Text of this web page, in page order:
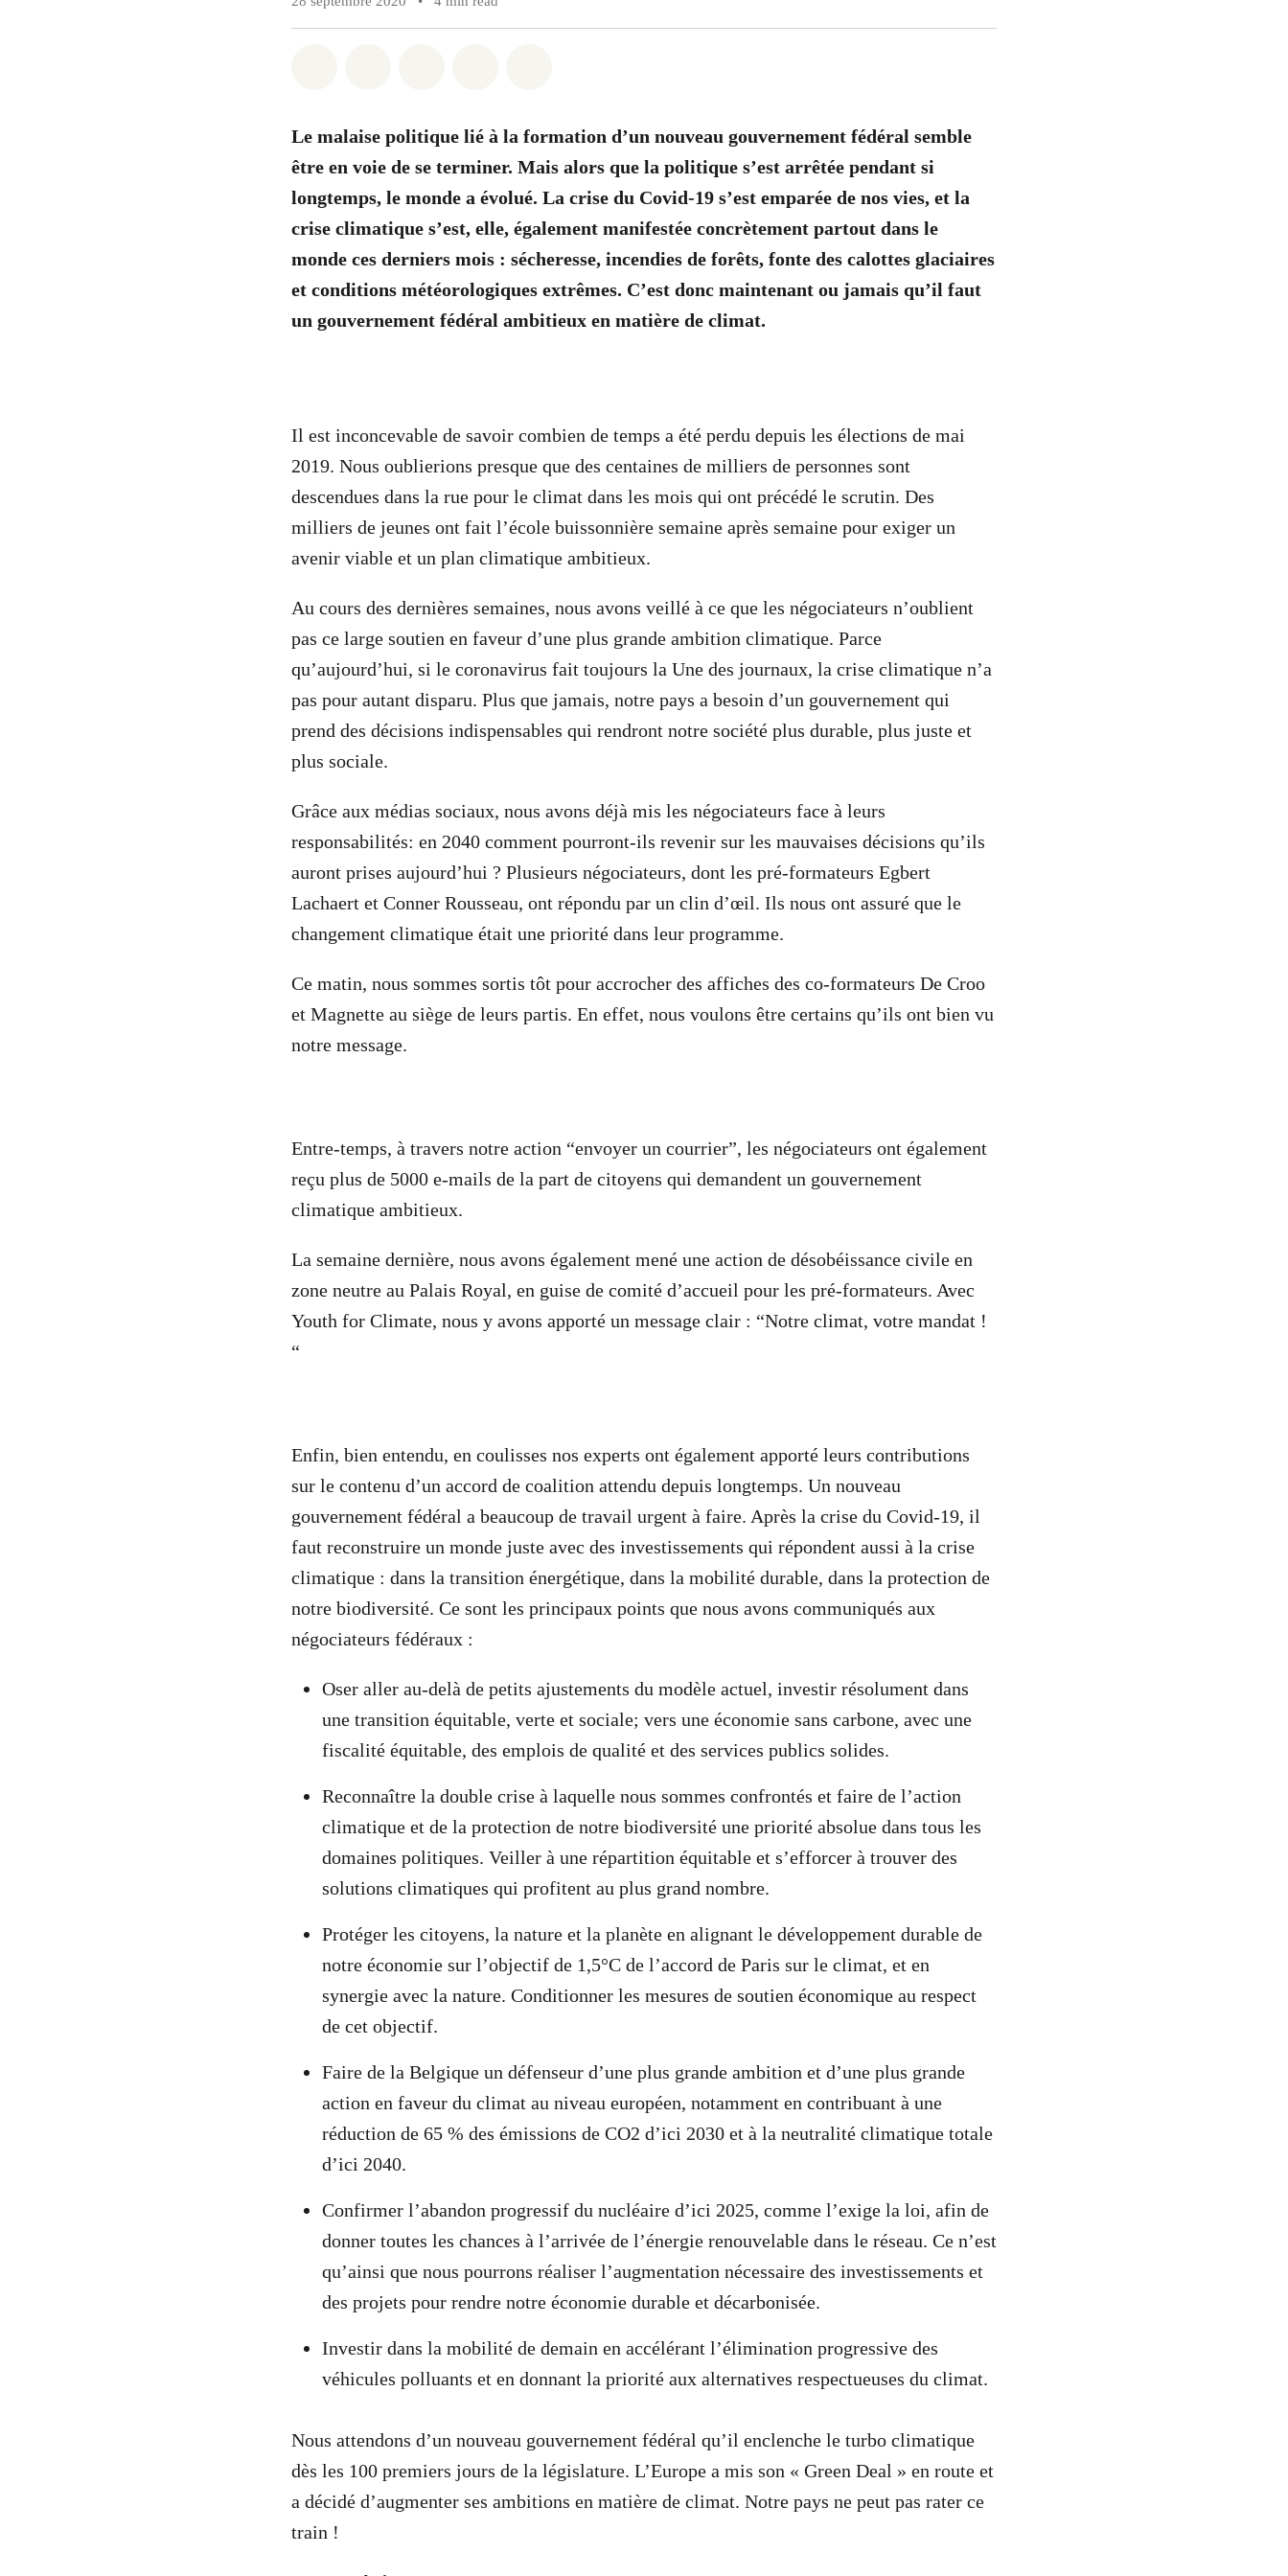
Le malaise politique lié à la formation d’un nouveau gouvernement fédéral semble
être en voie de se terminer. Mais alors que la politique s’est arrêtée pendant si
longtemps, le monde a évolué. La crise du Covid-19 s’est emparée de nos vies, et la
crise climatique s’est, elle, également manifestée concrètement partout dans le
monde ces derniers mois : sécheresse, incendies de forêts, fonte des calottes glaciaires
et conditions météorologiques extrêmes. C’est donc maintenant ou jamais qu’il faut
un gouvernement fédéral ambitieux en matière de climat.
Il est inconcevable de savoir combien de temps a été perdu depuis les élections de mai
2019. Nous oublierions presque que des centaines de milliers de personnes sont
descendues dans la rue pour le climat dans les mois qui ont précédé le scrutin. Des
milliers de jeunes ont fait l’école buissonnière semaine après semaine pour exiger un
avenir viable et un plan climatique ambitieux.
Au cours des dernières semaines, nous avons veillé à ce que les négociateurs n’oublient
pas ce large soutien en faveur d’une plus grande ambition climatique. Parce
qu’aujourd’hui, si le coronavirus fait toujours la Une des journaux, la crise climatique n’a
pas pour autant disparu. Plus que jamais, notre pays a besoin d’un gouvernement qui
prend des décisions indispensables qui rendront notre société plus durable, plus juste et
plus sociale.
Grâce aux médias sociaux, nous avons déjà mis les négociateurs face à leurs
responsabilités: en 2040 comment pourront-ils revenir sur les mauvaises décisions qu’ils
auront prises aujourd’hui ? Plusieurs négociateurs, dont les pré-formateurs Egbert
Lachaert et Conner Rousseau, ont répondu par un clin d’œil. Ils nous ont assuré que le
changement climatique était une priorité dans leur programme.
Ce matin, nous sommes sortis tôt pour accrocher des affiches des co-formateurs De Croo
et Magnette au siège de leurs partis. En effet, nous voulons être certains qu’ils ont bien vu
notre message.
Entre-temps, à travers notre action “envoyer un courrier”, les négociateurs ont également
reçu plus de 5000 e-mails de la part de citoyens qui demandent un gouvernement
climatique ambitieux.
La semaine dernière, nous avons également mené une action de désobéissance civile en
zone neutre au Palais Royal, en guise de comité d’accueil pour les pré-formateurs. Avec
Youth for Climate, nous y avons apporté un message clair : “Notre climat, votre mandat !
“
Enfin, bien entendu, en coulisses nos experts ont également apporté leurs contributions
sur le contenu d’un accord de coalition attendu depuis longtemps. Un nouveau
gouvernement fédéral a beaucoup de travail urgent à faire. Après la crise du Covid-19, il
faut reconstruire un monde juste avec des investissements qui répondent aussi à la crise
climatique : dans la transition énergétique, dans la mobilité durable, dans la protection de
notre biodiversité. Ce sont les principaux points que nous avons communiqués aux
négociateurs fédéraux :
Oser aller au-delà de petits ajustements du modèle actuel, investir résolument dans
une transition équitable, verte et sociale; vers une économie sans carbone, avec une
fiscalité équitable, des emplois de qualité et des services publics solides.
Reconnaître la double crise à laquelle nous sommes confrontés et faire de l’action
climatique et de la protection de notre biodiversité une priorité absolue dans tous les
domaines politiques. Veiller à une répartition équitable et s’efforcer à trouver des
solutions climatiques qui profitent au plus grand nombre.
Protéger les citoyens, la nature et la planète en alignant le développement durable de
notre économie sur l’objectif de 1,5°C de l’accord de Paris sur le climat, et en
synergie avec la nature. Conditionner les mesures de soutien économique au respect
de cet objectif.
Faire de la Belgique un défenseur d’une plus grande ambition et d’une plus grande
action en faveur du climat au niveau européen, notamment en contribuant à une
réduction de 65 % des émissions de CO2 d’ici 2030 et à la neutralité climatique totale
d’ici 2040.
Confirmer l’abandon progressif du nucléaire d’ici 2025, comme l’exige la loi, afin de
donner toutes les chances à l’arrivée de l’énergie renouvelable dans le réseau. Ce n’est
qu’ainsi que nous pourrons réaliser l’augmentation nécessaire des investissements et
des projets pour rendre notre économie durable et décarbonisée.
Investir dans la mobilité de demain en accélérant l’élimination progressive des
véhicules polluants et en donnant la priorité aux alternatives respectueuses du climat.
Nous attendons d’un nouveau gouvernement fédéral qu’il enclenche le turbo climatique
dès les 100 premiers jours de la législature. L’Europe a mis son « Green Deal » en route et
a décidé d’augmenter ses ambitions en matière de climat. Notre pays ne peut pas rater ce
train !